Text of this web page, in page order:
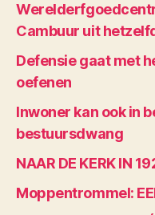
Cambuur uit
Defensie gaat met
oefenen
Inwoner kan ook in
bestuursdwang
NAAR DE KERK IN
Moppentrommel: